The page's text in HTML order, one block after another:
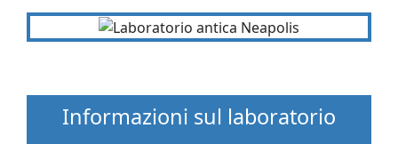
Informazioni sul laboratorio